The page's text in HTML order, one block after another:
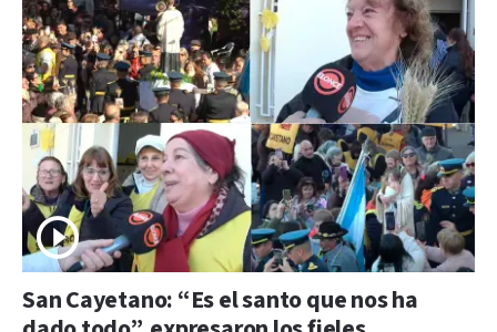
San Cayetano: “Es el santo que nos ha